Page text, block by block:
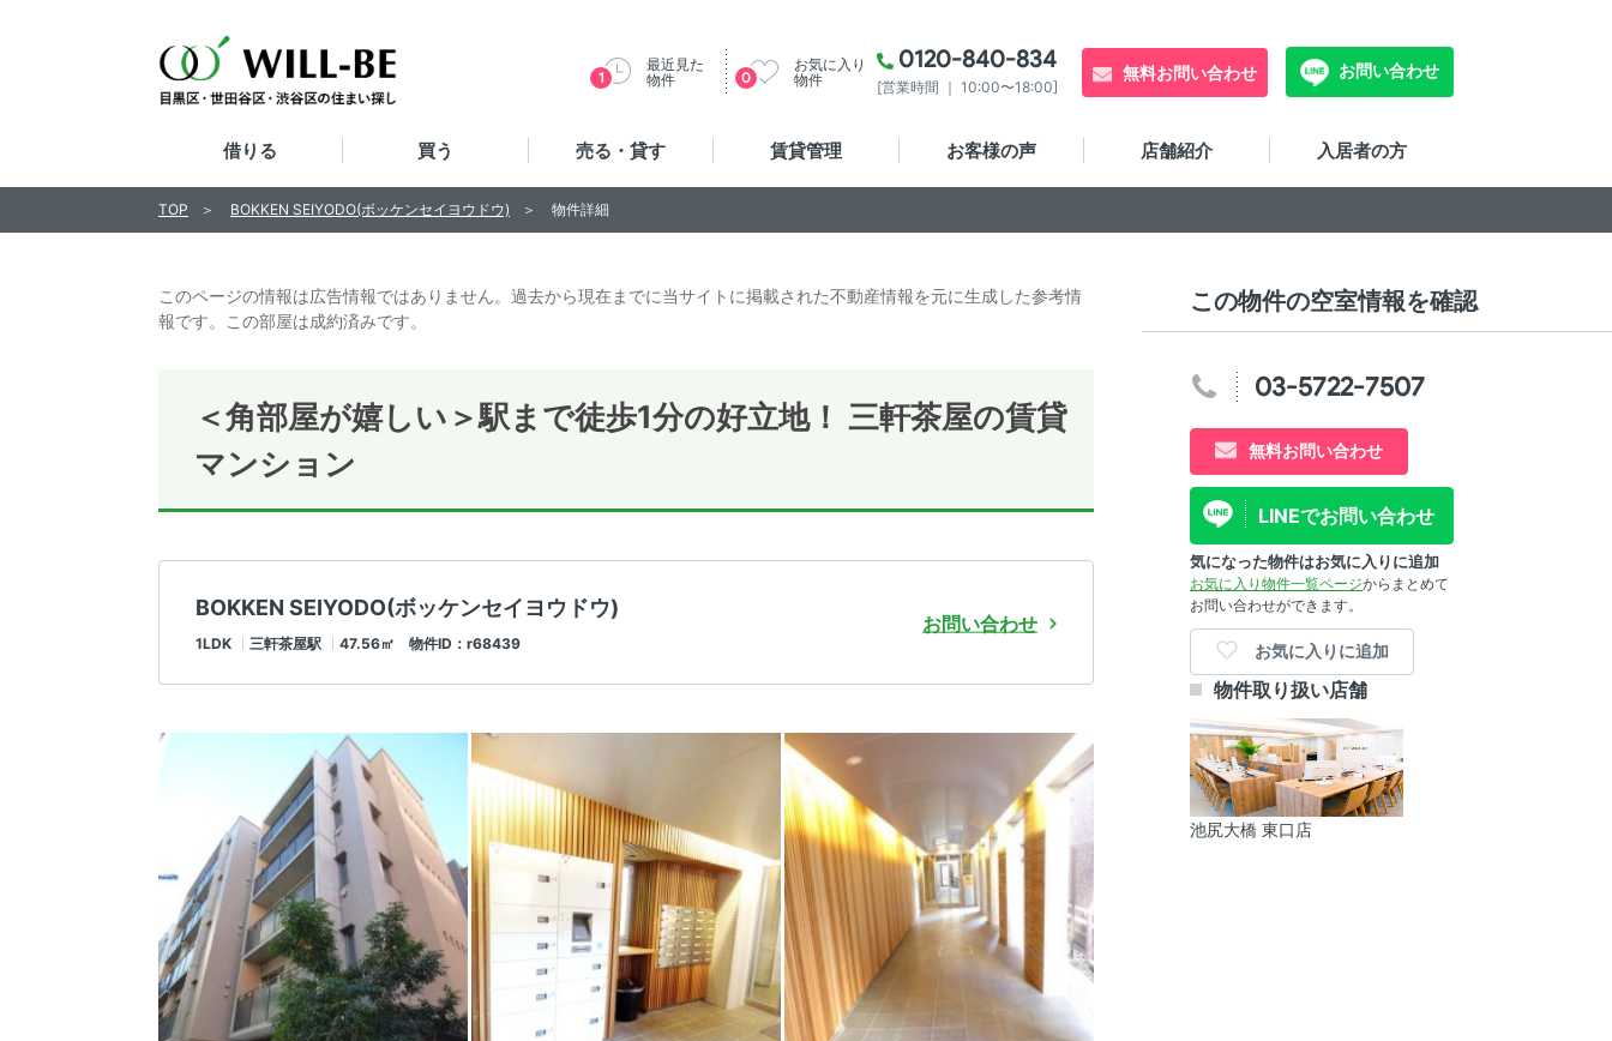
0120-840-834
[営業時間 ｜ 10:00〜18:00]
無料お問い合わせ お問い合わせ
最近見た
物件
1
お気に入り
物件
0
借りる 買う 売る・貸す 賃貸管理 お客様の声 店舗紹介 入居者の方
このページの情報は広告情報ではありません。過去から現在までに当サイトに掲載された不動産情報を元に生成した参考情
報です。この部屋は成約済みです。
＜角部屋が嬉しい＞駅まで徒歩1分の好立地！ 三軒茶屋の賃貸
マンション
BOKKEN SEIYODO(ボッケンセイヨウドウ)
1LDK 三軒茶屋駅 47.56㎡ 物件ID：r68439
お問い合わせ
この物件の空室情報を確認
03-5722-7507
無料お問い合わせ
LINEでお問い合わせ
気になった物件はお気に入りに追加
お気に入り物件一覧ページからまとめて
お問い合わせができます。
お気に入りに追加
物件取り扱い店舗
池尻大橋 東口店
TOP BOKKEN SEIYODO(ボッケンセイヨウドウ) 物件詳細